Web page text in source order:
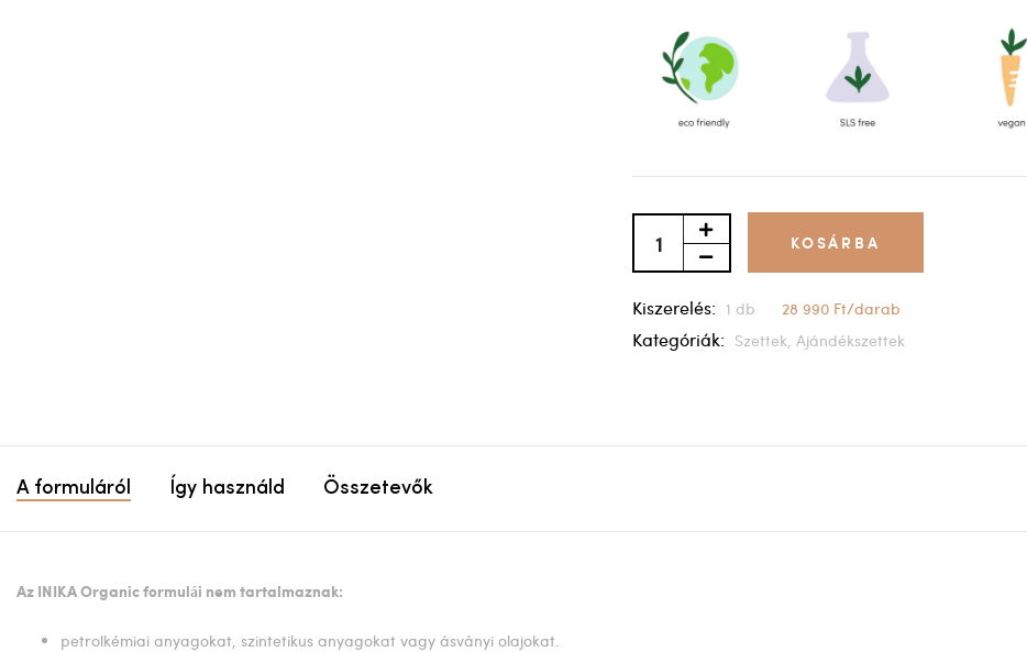
KOSÁRBA
Kiszerelés: 1 db 28 990 Ft/darab
Kategóriák: Szettek, Ajándékszettek
A formuláról Így használd Összetevők
Az INIKA Organic formulái nem tartalmaznak:
petrolkémiai anyagokat, szintetikus anyagokat vagy ásványi olajokat.